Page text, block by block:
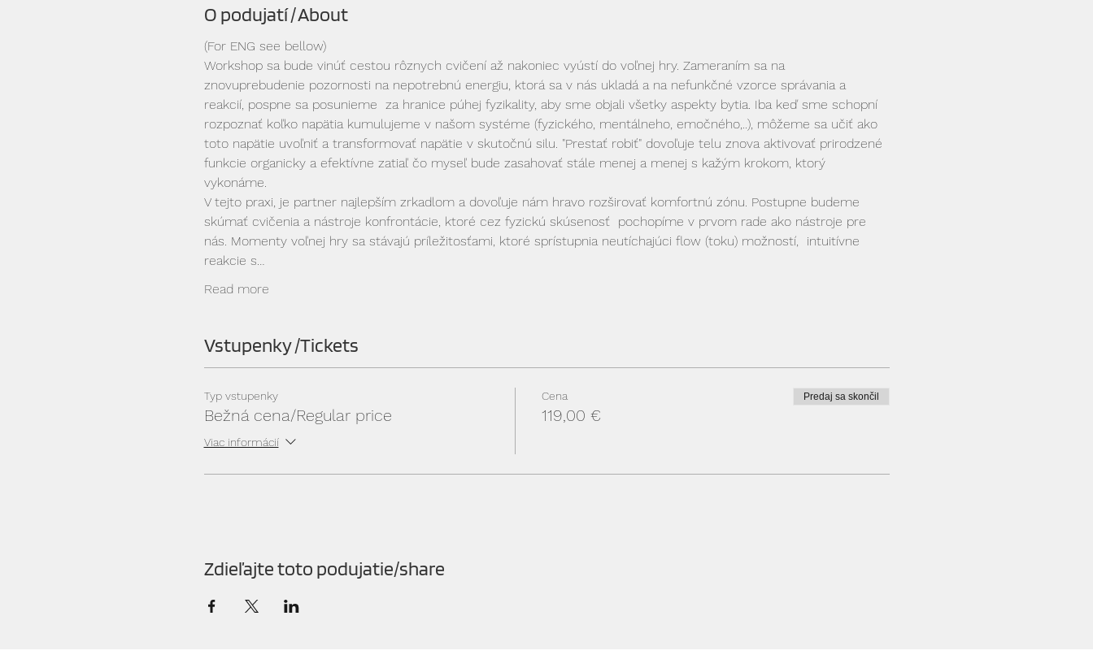
O podujatí / About
(For ENG see bellow)
Workshop sa bude vinúť cestou rôznych cvičení až nakoniec vyústí do voľnej hry. Zameraním sa na
znovuprebudenie pozornosti na nepotrebnú energiu, ktorá sa v nás ukladá a na nefunkčné vzorce správania a
reakcií, pospne sa posunieme  za hranice púhej fyzikality, aby sme objali všetky aspekty bytia. Iba keď sme schopní
rozpoznať koľko napätia kumulujeme v našom systéme (fyzického, mentálneho, emočného,..), môžeme sa učiť ako
toto napätie uvoľniť a transformovať napätie v skutočnú silu. "Prestať robiť" dovoľuje telu znova aktivovať prirodzené
funkcie organicky a efektívne zatiaľ čo myseľ bude zasahovať stále menej a menej s kažým krokom, ktorý
vykonáme.
V tejto praxi, je partner najlepším zrkadlom a dovoľuje nám hravo rozširovať komfortnú zónu. Postupne budeme
skúmať cvičenia a nástroje konfrontácie, ktoré cez fyzickú skúsenosť  pochopíme v prvom rade ako nástroje pre
nás. Momenty voľnej hry sa stávajú príležitosťami, ktoré sprístupnia neutíchajúci flow (toku) možností,  intuitívne
reakcie s…
Read more
Vstupenky /Tickets
Typ vstupenky
Bežná cena/Regular price
Viac informácií
Cena
119,00 €
Predaj sa skončil
Zdieľajte toto podujatie/share